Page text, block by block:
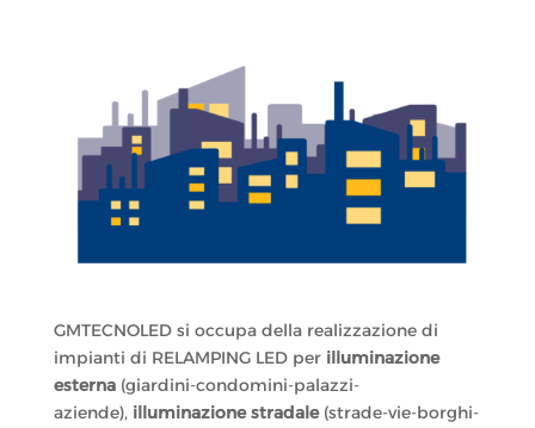
GMTECNOLED si occupa della realizzazione di
impianti di RELAMPING LED per illuminazione
esterna(giardini-condomini-palazzi-
aziende), illuminazione stradale(strade-vie-borghi-